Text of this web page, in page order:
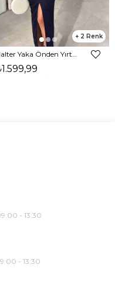
2
Halter Yaka Önden Yırtmaçlı Midi Boy Lacivert Hasre Kadın Elbise 26Y502
- 13:30
- 13:30